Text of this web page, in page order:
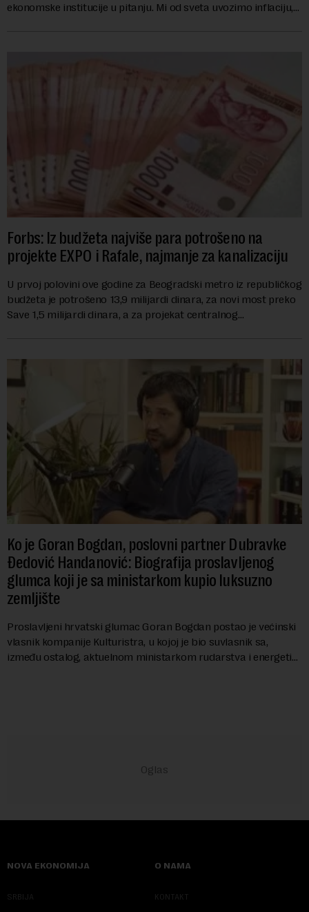
ekonomske institucije u pitanju. Mi od sveta uvozimo inflaciju,
Forbs: Iz budžeta najviše para potrošeno na
projekte EXPO i Rafale, najmanje za kanalizaciju
U prvoj polovini ove godine za Beogradski metro iz republičkog
budžeta je potrošeno 13,9 milijardi dinara, za novi most preko
Save 1,5 milijardi dinara, a za projekat centralnog
Ko je Goran Bogdan, poslovni partner Dubravke
Đedović Handanović: Biografija proslavljenog
glumca koji je sa ministarkom kupio luksuzno
zemljište
Proslavljeni hrvatski glumac Goran Bogdan postao je većinski
vlasnik kompanije Kulturistra, u kojoj je bio suvlasnik sa,
između ostalog, aktuelnom ministarkom rudarstva i energetike
NOVA EKONOMIJA
SRBIJA
O NAMA
KONTAKT